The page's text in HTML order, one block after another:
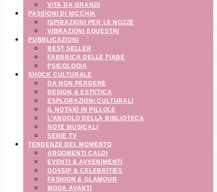
VITA DA GRANDI
PASSIONI DI NICCHIA
ISPIRAZIONI PER LE NOZZE
VIBRAZIONI EQUESTRI
PUBBLICAZIONI
BEST SELLER
FABBRICA DELLE FIABE
PSICOLOGIA
SHOCK CULTURALE
DA NON PERDERE
DESIGN & ESTETICA
ESPLORAZIONI CULTURALI
IL NOTAIO IN PILLOLE
L’ANGOLO DELLA BIBLIOTECA
NOTE MUSICALI
SERIE TV
TENDENZE DEL MOMENTO
ARGOMENTI CALDI
EVENTI & AVVENIMENTI
GOSSIP & CELEBRITIES
FASHION & GLAMOUR
MODA AVANTI